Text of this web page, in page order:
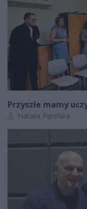
Przyszłe mamy
Autor artykułu:
Natalia Pętelska